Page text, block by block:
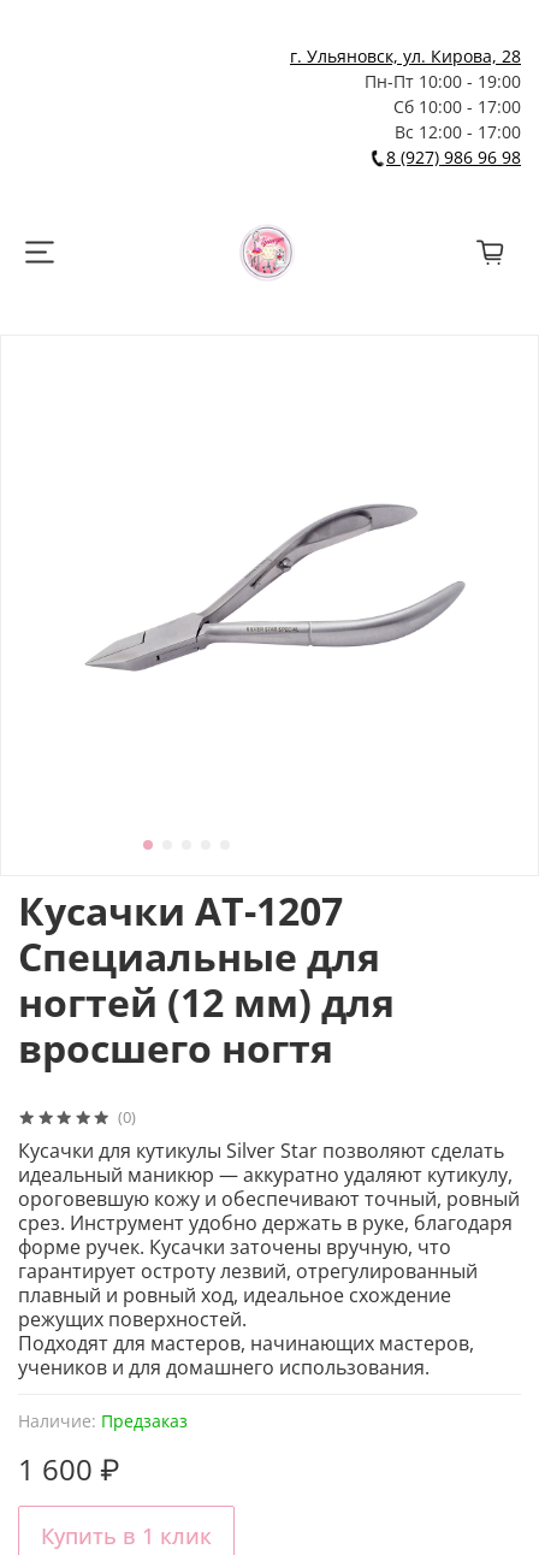
г. Ульяновск, ул. Кирова, 28
Пн-Пт 10:00 - 19:00
Сб 10:00 - 17:00
Вс 12:00 - 17:00
8 (927) 986 96 98
(0)
Наличие: Предзаказ
Кусачки АТ-1207
Специальные для
ногтей (12 мм) для
вросшего ногтя
1 600 ₽
Купить в 1 клик
Кусачки для кутикулы Silver Star позволяют сделать
идеальный маникюр — аккуратно удаляют кутикулу,
ороговевшую кожу и обеспечивают точный, ровный
срез. Инструмент удобно держать в руке, благодаря
форме ручек. Кусачки заточены вручную, что
гарантирует остроту лезвий, отрегулированный
плавный и ровный ход, идеальное схождение
режущих поверхностей.
Подходят для мастеров, начинающих мастеров,
учеников и для домашнего использования.